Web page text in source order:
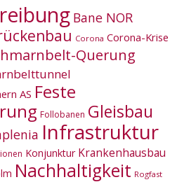
Bane NOR
Corona Corona-Krise
Querung
AS Feste
Follobanen Gleisbau
Infrastruktur
Konjunktur Krankenhausbau
Nachhaltigkeit Rogfast